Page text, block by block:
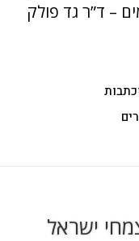
– ד”ר גד פולק
ישראל